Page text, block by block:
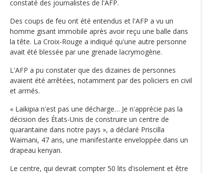
constaté des journalistes de l'AFP.
Des coups de feu ont été entendus et l'AFP a vu un
homme gisant immobile après avoir reçu une balle dans
la tête. La Croix-Rouge a indiqué qu'une autre personne
avait été blessée par une grenade lacrymogène.
L'AFP a pu constater que des dizaines de personnes
avaient été arrêtées, notamment par des policiers en civil
et armés.
« Laikipia n'est pas une décharge… Je n'apprécie pas la
décision des États-Unis de construire un centre de
quarantaine dans notre pays », a déclaré Priscilla
Waimani, 47 ans, une manifestante enveloppée dans un
drapeau kenyan.
Le centre, qui devrait compter 50 lits d'isolement et être